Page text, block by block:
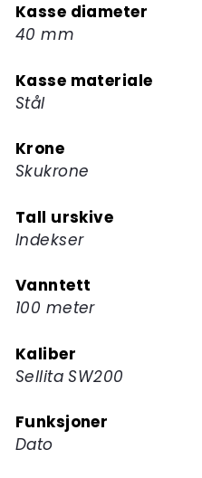
Kasse diameter
40 mm
Kasse materiale
Stål
Krone
Skukrone
Tall urskive
Indekser
Vanntett
100 meter
Kaliber
Sellita SW200
Funksjoner
Dato